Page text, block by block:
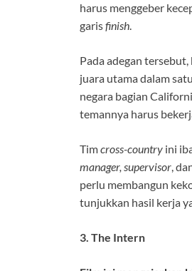
harus menggeber
garisfinish.
Pada adegan
juara utama dalam
negara bagian
temannya harus
Timcross-country ini
manager, supervisor,
perlu membangun
tunjukkan hasil kerja
3. The Intern